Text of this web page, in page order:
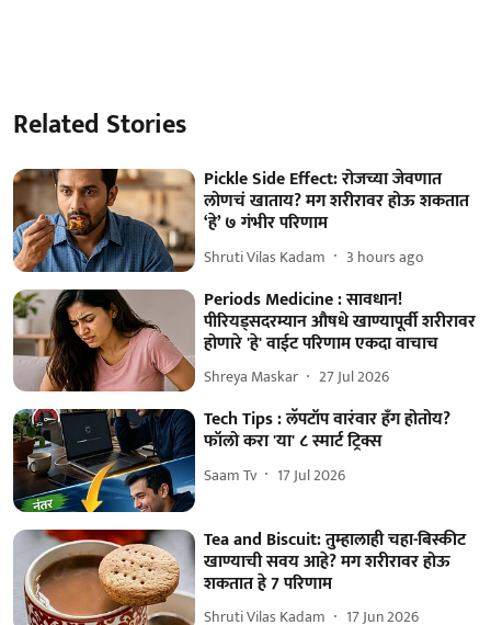
Related Stories
Pickle Side Effect: रोजच्या जेवणात
लोणचं खाताय? मग शरीरावर होऊ शकतात
‘हे’ ७ गंभीर परिणाम
Shruti Vilas Kadam 3 hours ago
Periods Medicine : सावधान!
पीरियड्सदरम्यान औषधे खाण्यापूर्वी शरीरावर
होणारे 'हे' वाईट परिणाम एकदा वाचाच
Shreya Maskar 27 Jul 2026
Tech Tips : लॅपटॉप वारंवार हँग होतोय?
फॉलो करा 'या' ८ स्मार्ट ट्रिक्स
Saam Tv 17 Jul 2026
Tea and Biscuit: तुम्हालाही चहा-बिस्कीट
खाण्याची सवय आहे? मग शरीरावर होऊ
शकतात हे 7 परिणाम
Shruti Vilas Kadam 17 Jun 2026